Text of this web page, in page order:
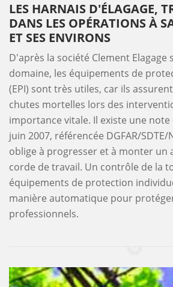
LES HARNAIS D'ÉLAGAGE,
DANS LES OPÉRATIONS À
ET SES ENVIRONS
D'après la société Clement Elagage
domaine, les équipements de
(EPI) sont très utiles, car ils
chutes mortelles lors des
importance vitale. Il existe une note
juin 2007, référencée DGFAR/SDTE/
oblige à progresser et à monter un
corde de travail. Un contrôle de la
équipements de protection
manière automatique pour
professionnels.